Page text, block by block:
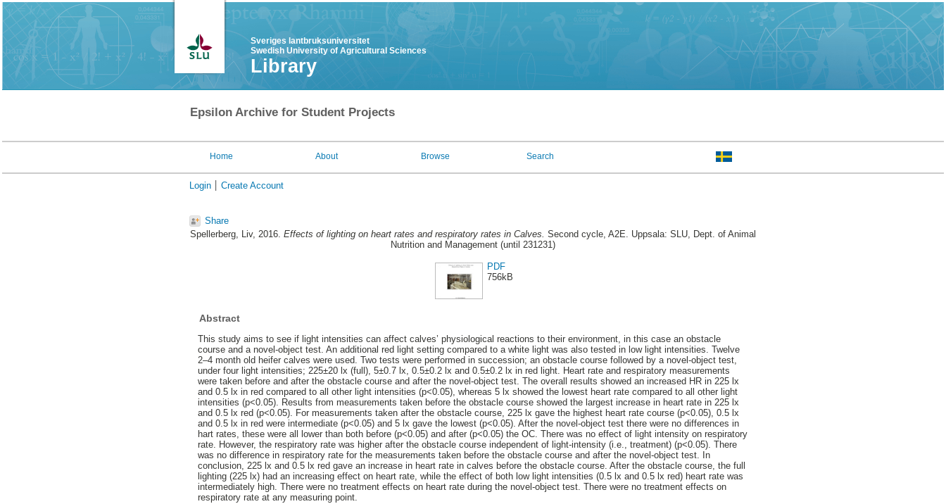
Sveriges lantbruksuniversitet
Swedish University of Agricultural Sciences
Library
Epsilon Archive for Student Projects
Home About Browse Search
Login Create Account
Share
Spellerberg, Liv, 2016. Effects of lighting on heart rates and respiratory rates in Calves. Second cycle, A2E. Uppsala: SLU, Dept. of Animal
Nutrition and Management (until 231231)
PDF
756kB
Abstract
This study aims to see if light intensities can affect calves’ physiological reactions to their environment, in this case an obstacle
course and a novel-object test. An additional red light setting compared to a white light was also tested in low light intensities. Twelve
2–4 month old heifer calves were used. Two tests were performed in succession; an obstacle course followed by a novel-object test,
under four light intensities; 225±20 lx (full), 5±0.7 lx, 0.5±0.2 lx and 0.5±0.2 lx in red light. Heart rate and respiratory measurements
were taken before and after the obstacle course and after the novel-object test. The overall results showed an increased HR in 225 lx
and 0.5 lx in red compared to all other light intensities (p<0.05), whereas 5 lx showed the lowest heart rate compared to all other light
intensities (p<0.05). Results from measurements taken before the obstacle course showed the largest increase in heart rate in 225 lx
and 0.5 lx red (p<0.05). For measurements taken after the obstacle course, 225 lx gave the highest heart rate course (p<0.05), 0.5 lx
and 0.5 lx in red were intermediate (p<0.05) and 5 lx gave the lowest (p<0.05). After the novel-object test there were no differences in
hart rates, these were all lower than both before (p<0.05) and after (p<0.05) the OC. There was no effect of light intensity on respiratory
rate. However, the respiratory rate was higher after the obstacle course independent of light-intensity (i.e., treatment) (p<0.05). There
was no difference in respiratory rate for the measurements taken before the obstacle course and after the novel-object test. In
conclusion, 225 lx and 0.5 lx red gave an increase in heart rate in calves before the obstacle course. After the obstacle course, the full
lighting (225 lx) had an increasing effect on heart rate, while the effect of both low light intensities (0.5 lx and 0.5 lx red) heart rate was
intermediately high. There were no treatment effects on heart rate during the novel-object test. There were no treatment effects on
respiratory rate at any measuring point.